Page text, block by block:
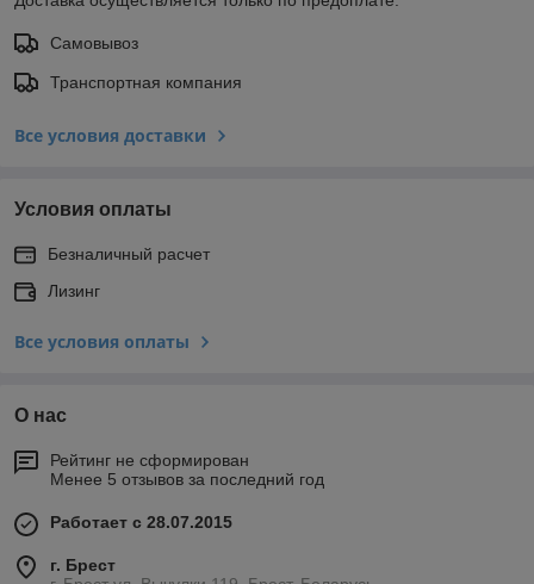
Самовывоз
Транспортная компания
Все условия доставки
Условия оплаты
Безналичный расчет
Лизинг
Все условия оплаты
О нас
Рейтинг не сформирован
Менее 5 отзывов за последний год
Работает с 28.07.2015
г. Брест